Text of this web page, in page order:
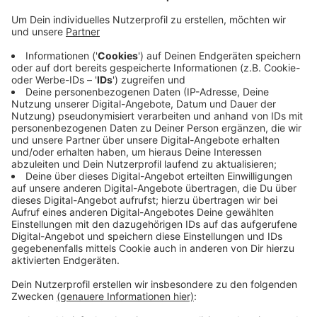
Veröffentlicht:Freitag, 09.04.2021 11:38
Anzeige
Die Stadt Bonn hatte zuerst ebenfalls eine
Bewerbung geplant, sich dann aber vorerst doch
dagegen entschieden. Oberbürgermeisterin Dörner
hatte das damit begründet, dass sie keine Hoffnungen
auf weitere Lockerungen wecken wolle. Dafür sei die
Situation zu ernst. Köln hingegen soll Modellregion
werden, am 26. April soll der Versuch beginnen.CM
Anzeige